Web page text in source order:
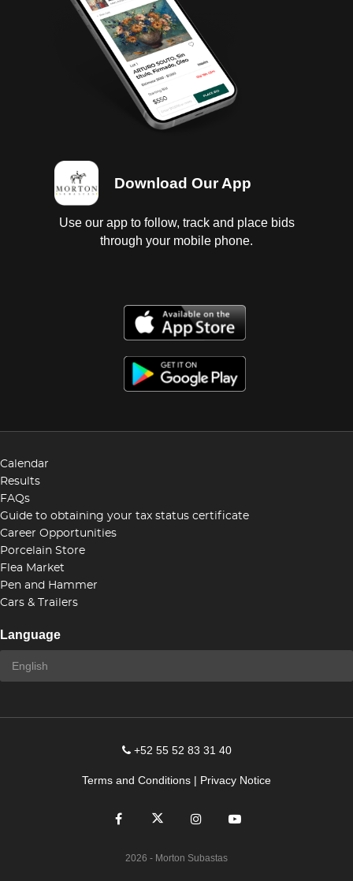
Download Our App
Use our app to follow, track and place bids
through your mobile phone.
Calendar
Results
FAQs
Guide to obtaining your tax status certificate
Career Opportunities
Porcelain Store
Flea Market
Pen and Hammer
Cars & Trailers
Language
+52 55 52 83 31 40
Terms and Conditions | Privacy Notice
2026 - Morton Subastas